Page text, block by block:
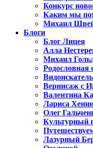
Конкурс
Каким мы
Михаил
Блоги
Блог Лицея
Алла
Михаил
Вернисаж с
Валентина
Лариса
Олег
Культурный
Лазурный